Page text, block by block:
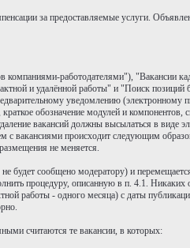
за предоставляемые услуги.
работодателями"), "Вакансии
и удалённой работы" и "Поиск позиций
уведомлению (электронному
обозначение модулей и компонентов,
вакансий должны высылаться в виде
с вакансиями происходит следующим
не меняется.
не будет сообщено модератору) и
процедуру, описанную в п. 4.1. Никаких
работы - одного месяца) с даты
считаются те вакансии, в которых: